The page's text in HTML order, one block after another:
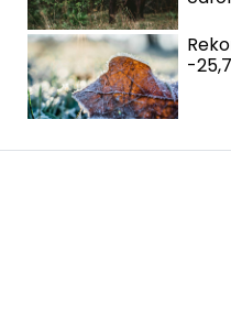
-